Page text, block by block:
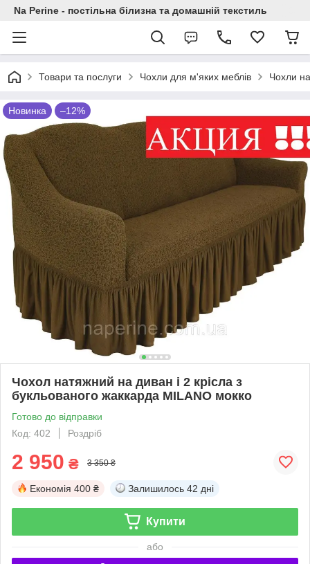
Na Perine - постільна білизна та домашній текстиль
Товари та послуги Чохли для м'яких меблів Чохли
Новинка –12%
Чохол натяжний на диван і 2 крісла з
букльованого жаккарда MILANO мокко
Готово до відправки
Код: 402
Роздріб
2 950 ₴ 3 350 ₴
Економія 400 ₴ Залишилось 42 дні
Купити
або